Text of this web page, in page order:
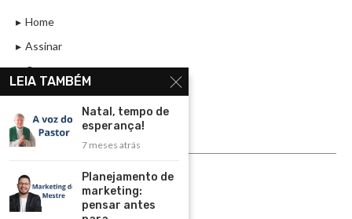
Home
Assinar
Contato
Política de Privacidade
Rádio Maristela - Ao Vivo
ASSINE
LEIA TAMBÉM
Natal, tempo de
esperança!
7 meses atrás
Planejamento de
marketing:
pensar antes